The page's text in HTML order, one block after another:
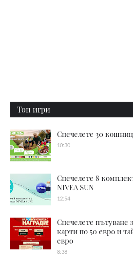
Топ игри
Спечелете 30
10:30
Спечелете 8
NIVEA SUN
12:54
Спечелете пътуване
карти по 50 евро и
евро
8:38